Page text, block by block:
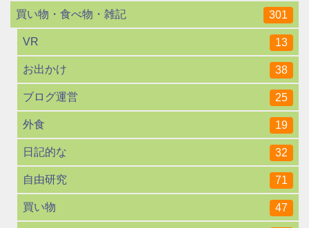
買い物・食べ物・雑記 301
VR 13
お出かけ 38
ブログ運営 25
外食 19
日記的な 32
自由研究 71
買い物 47